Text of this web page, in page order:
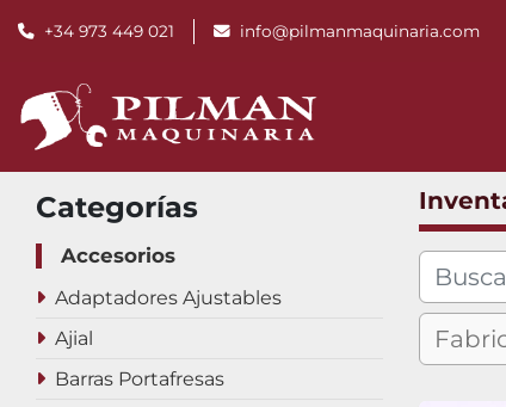
+34 973 449 021 info@pilmanmaquinaria.com
Categorías
Accesorios
Adaptadores Ajustables
Ajial
Barras Portafresas